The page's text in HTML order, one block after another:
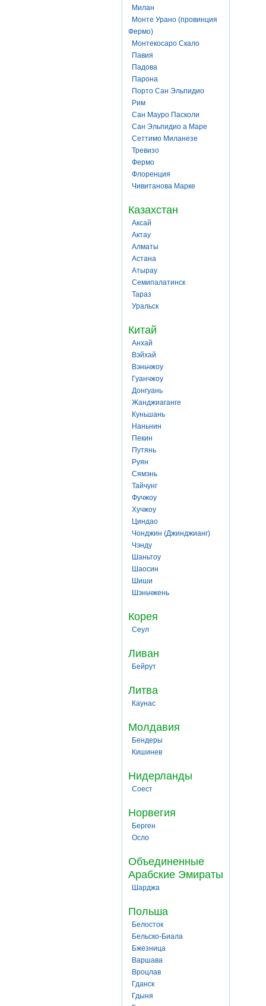
Милан
Монте Урано (провинция
Фермо)
Монтекосаро Скало
Павия
Падова
Парона
Порто Сан Эльпидио
Рим
Сан Мауро Пасколи
Сан Эльпидио а Маре
Сеттимо Миланезе
Тревизо
Фермо
Флоренция
Чивитанова Марке
Казахстан
Аксай
Актау
Алматы
Астана
Атырау
Семипалатинск
Тараз
Уральск
Китай
Анхай
Вэйхай
Вэньчжоу
Гуанчжоу
Донгуань
Жанджиаганге
Куньшань
Наньнин
Пекин
Путянь
Руян
Сямэнь
Тайчунг
Фучжоу
Хучжоу
Циндао
Чонджин (Джинджианг)
Чэнду
Шаньтоу
Шаосин
Шиши
Шэньчжень
Корея
Сеул
Ливан
Бейрут
Литва
Каунас
Молдавия
Бендеры
Кишинев
Нидерланды
Соест
Норвегия
Берген
Осло
Объединенные
Арабские Эмираты
Шарджа
Польша
Белосток
Бельско-Биала
Бжезница
Варшава
Вроцлав
Гданск
Гдыня